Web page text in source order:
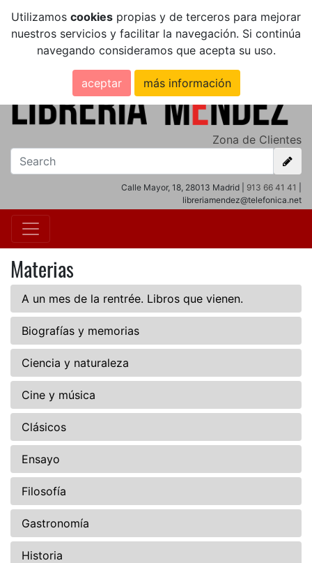
Utilizamos cookies propias y de terceros para mejorar
nuestros servicios y facilitar la navegación. Si continúa
navegando consideramos que acepta su uso.
aceptar más información
Zona de Clientes
Calle Mayor, 18, 28013 Madrid | 913 66 41 41
libreriamendez@telefonica.net
Materias
A un mes de la rentrée. Libros que vienen.
Biografías y memorias
Ciencia y naturaleza
Cine y música
Clásicos
Ensayo
Filosofía
Gastronomía
Historia